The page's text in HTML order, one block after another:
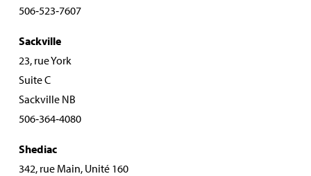
506‑523‑7607
Sackville
23, rue York
Suite C
Sackville NB
506‑364‑4080
Shediac
342, rue Main, Unité 160